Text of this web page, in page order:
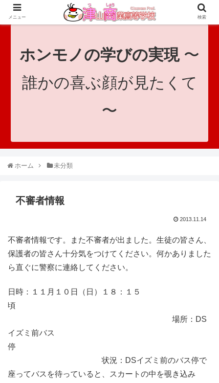
since 1921｜地域と共に未来へつなげ！｜Tsuyama Commercial High School
ホンモノの学びの実現〜
誰かの喜ぶ顔が見たくて
〜
ホーム 未分類
不審者情報
2013.11.14
不審者情報です。また不審者が出ました。生徒の皆さん、
保護者の皆さん十分気をつけてください。何かありました
ら直ぐに警察に連絡してください。
日時：１１月１０日（日）１８：１５
頃
場所：DS
イズミ前バス
停
状況：DSイズミ前のバス停で
座ってバスを待っていると、スカートの中を覗き込み
メニュー 検索